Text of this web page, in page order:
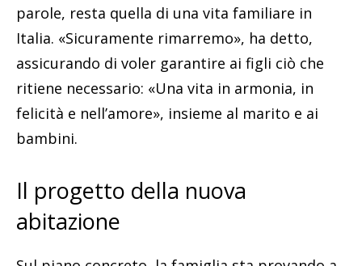
parole, resta quella di una vita familiare in
Italia. «Sicuramente rimarremo», ha detto,
assicurando di voler garantire ai figli ciò che
ritiene necessario: «Una vita in armonia, in
felicità e nell’amore», insieme al marito e ai
bambini.
Il progetto della nuova
abitazione